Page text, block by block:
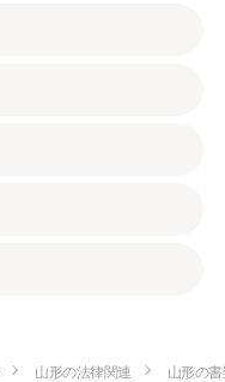
山形の法律関連 山形の